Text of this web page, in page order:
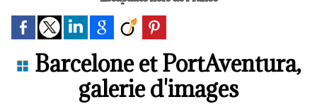
Barcelone et PortAventura,
galerie d'images